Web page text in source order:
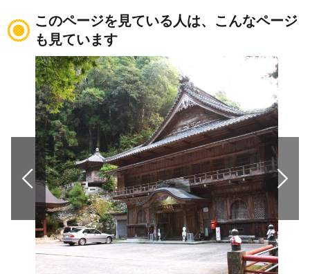
このページを見ている人は、こんなページ
も見ています